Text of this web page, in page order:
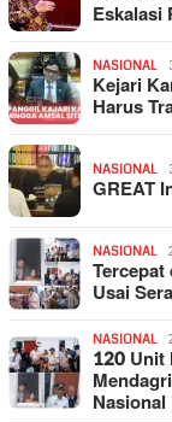
Eskalasi
NASIONAL
Kejari
Harus
NASIONAL
GREAT
NASIONAL
Usai
NASIONAL
120 Unit
Nasional